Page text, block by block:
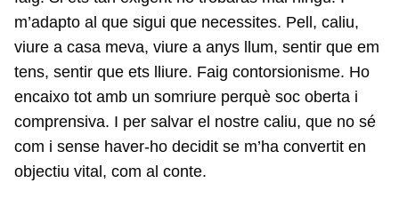
m’adapto al que sigui que necessites. Pell, caliu,
viure a casa meva, viure a anys llum, sentir que em
tens, sentir que ets lliure. Faig contorsionisme. Ho
encaixo tot amb un somriure perquè soc oberta i
comprensiva. I per salvar el nostre caliu, que no sé
com i sense haver-ho decidit se m’ha convertit en
objectiu vital, com al conte.